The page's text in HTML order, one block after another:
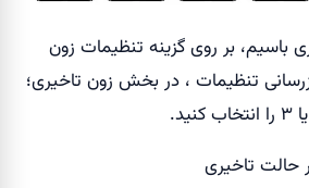
باسیم، بر روی گزینه تنظیمات زون
تنظیمات ، در بخش زون تاخیری؛
تاخیری